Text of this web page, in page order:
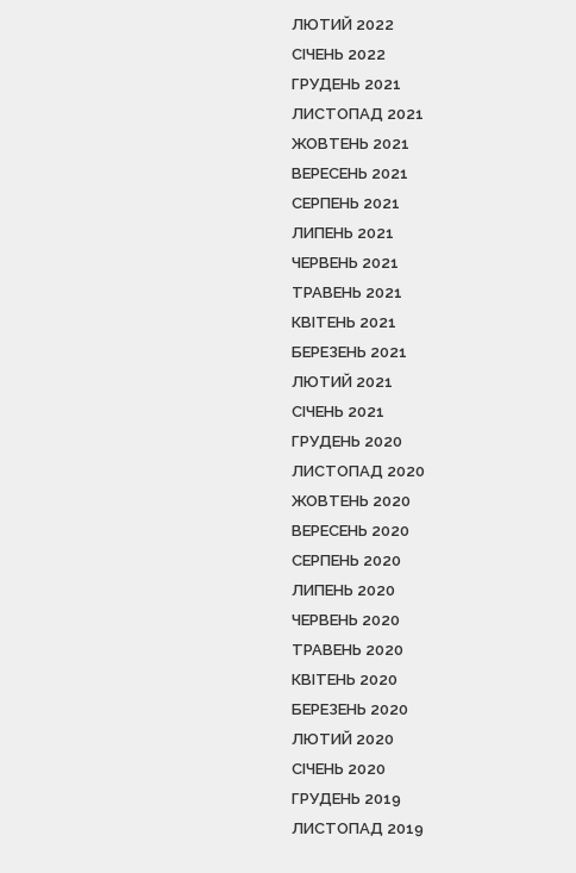
ЛЮТИЙ 2022
СІЧЕНЬ 2022
ГРУДЕНЬ 2021
ЛИСТОПАД 2021
ЖОВТЕНЬ 2021
ВЕРЕСЕНЬ 2021
СЕРПЕНЬ 2021
ЛИПЕНЬ 2021
ЧЕРВЕНЬ 2021
ТРАВЕНЬ 2021
КВІТЕНЬ 2021
БЕРЕЗЕНЬ 2021
ЛЮТИЙ 2021
СІЧЕНЬ 2021
ГРУДЕНЬ 2020
ЛИСТОПАД 2020
ЖОВТЕНЬ 2020
ВЕРЕСЕНЬ 2020
СЕРПЕНЬ 2020
ЛИПЕНЬ 2020
ЧЕРВЕНЬ 2020
ТРАВЕНЬ 2020
КВІТЕНЬ 2020
БЕРЕЗЕНЬ 2020
ЛЮТИЙ 2020
СІЧЕНЬ 2020
ГРУДЕНЬ 2019
ЛИСТОПАД 2019